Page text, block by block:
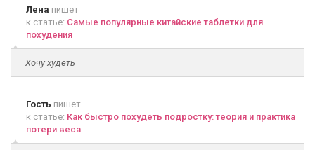
Лена пишет
к статье: Самые популярные китайские таблетки для
похудения
Хочу худеть
Гость пишет
к статье: Как быстро похудеть подростку: теория и практика
потери веса